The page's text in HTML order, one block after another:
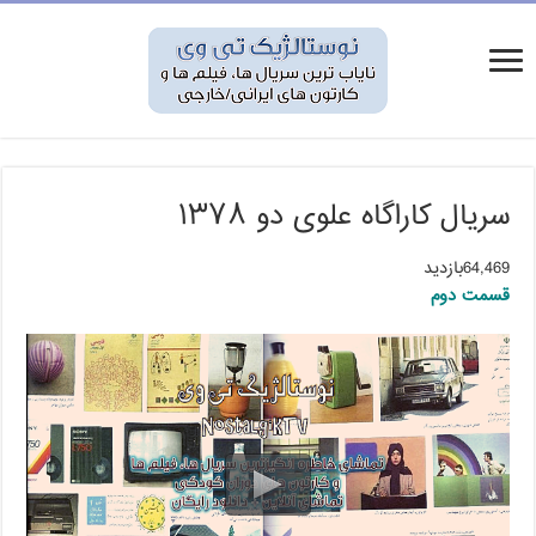
سریال کاراگاه علوی دو ۱۳۷۸
64,469بازدید
قسمت دوم